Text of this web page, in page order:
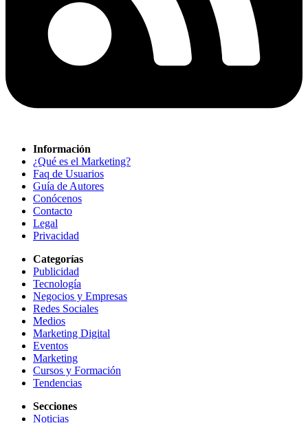
Información
¿Qué es el Marketing?
Faq de Usuarios
Guía de Autores
Conócenos
Contacto
Legal
Privacidad
Categorías
Publicidad
Tecnología
Negocios y Empresas
Redes Sociales
Medios
Marketing Digital
Eventos
Marketing
Cursos y Formación
Tendencias
Secciones
Noticias